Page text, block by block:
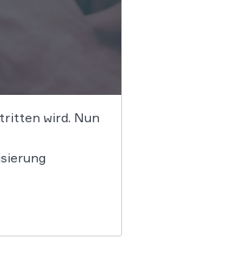
wird. Nun